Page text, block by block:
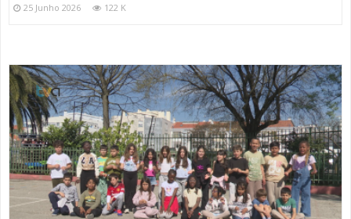
25 Junho 2026 122 K